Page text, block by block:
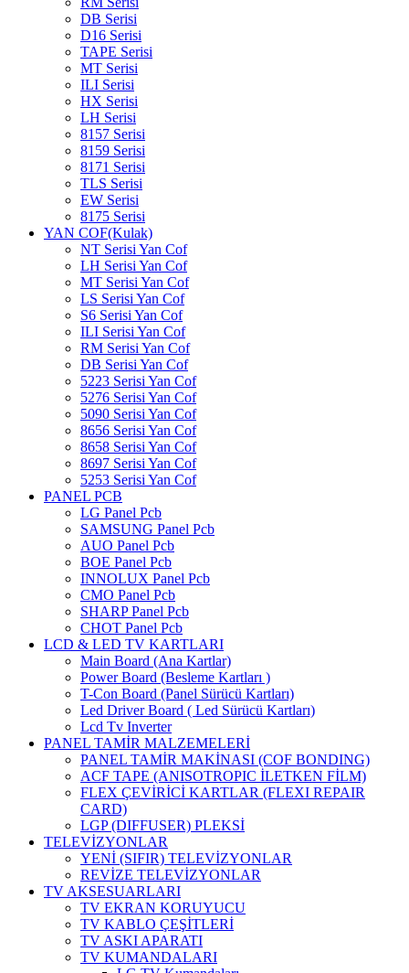
DB Serisi
D16 Serisi
TAPE Serisi
MT Serisi
ILI Serisi
HX Serisi
LH Serisi
8157 Serisi
8159 Serisi
8171 Serisi
TLS Serisi
EW Serisi
8175 Serisi
YAN COF(Kulak)
NT Serisi Yan Cof
LH Serisi Yan Cof
MT Serisi Yan Cof
LS Serisi Yan Cof
S6 Serisi Yan Cof
ILI Serisi Yan Cof
RM Serisi Yan Cof
DB Serisi Yan Cof
5223 Serisi Yan Cof
5276 Serisi Yan Cof
5090 Serisi Yan Cof
8656 Serisi Yan Cof
8658 Serisi Yan Cof
8697 Serisi Yan Cof
5253 Serisi Yan Cof
PANEL PCB
LG Panel Pcb
SAMSUNG Panel Pcb
AUO Panel Pcb
BOE Panel Pcb
INNOLUX Panel Pcb
CMO Panel Pcb
SHARP Panel Pcb
CHOT Panel Pcb
LCD & LED TV KARTLARI
Main Board (Ana Kartlar)
Power Board (Besleme Kartları )
T-Con Board (Panel Sürücü Kartları)
Led Driver Board ( Led Sürücü Kartları)
Lcd Tv Inverter
PANEL TAMİR MALZEMELERİ
PANEL TAMİR MAKİNASI (COF BONDING)
ACF TAPE (ANISOTROPIC İLETKEN FİLM)
FLEX ÇEVİRİCİ KARTLAR (FLEXI REPAIR
CARD)
LGP (DIFFUSER) PLEKSİ
TELEVİZYONLAR
YENİ (SIFIR) TELEVİZYONLAR
REVİZE TELEVİZYONLAR
TV AKSESUARLARI
TV EKRAN KORUYUCU
TV KABLO ÇEŞİTLERİ
TV ASKI APARATI
TV KUMANDALARI